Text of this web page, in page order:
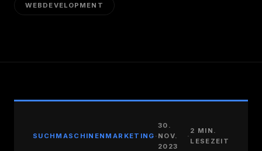
WEBDEVELOPMENT
SUCHMASCHINENMARKETING ·
30.
NOV.
2023
·
2 MIN.
LESEZEIT